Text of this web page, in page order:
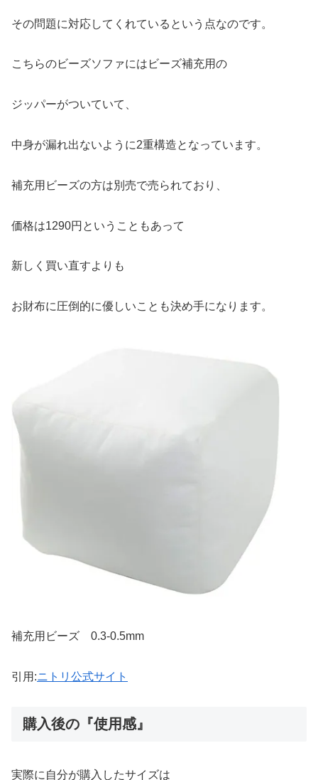
その問題に対応してくれているという点なのです。
こちらのビーズソファにはビーズ補充用の
ジッパーがついていて、
中身が漏れ出ないように2重構造となっています。
補充用ビーズの方は別売で売られており、
価格は1290円ということもあって
新しく買い直すよりも
お財布に圧倒的に優しいことも決め手になります。
補充用ビーズ 0.3-0.5mm
引用:ニトリ公式サイト
購入後の『使用感』
実際に自分が購入したサイズは